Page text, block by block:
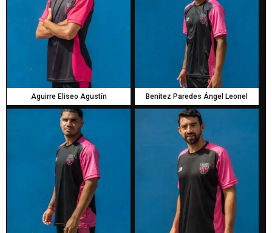
Aguirre Eliseo Agustín Benitez Paredes Ángel Leonel